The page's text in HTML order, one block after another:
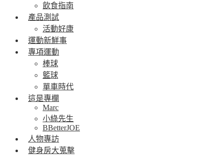
飲食指南
產品測試
活動好康
運動新鮮事
專項運動
棒球
籃球
單車時代
這是專欄
Marc
小綠先生
BBetterJOE
人物專訪
健身房大蒐擊